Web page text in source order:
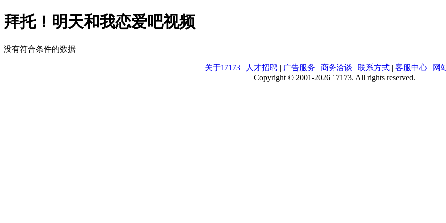
拜托！明天和我恋爱吧视频
没有符合条件的数据
关于17173 | 人才招聘 | 广告服务 | 商务洽谈 | 联系方式 | 客服中心 | 网
Copyright © 2001-2026 17173. All rights reserved.